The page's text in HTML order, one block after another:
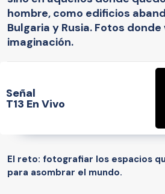
hombre, como edificios
Bulgaria y Rusia. Fotos donde
imaginación.
Señal
T13 En Vivo
El reto: fotografiar los espacios
para asombrar el mundo.